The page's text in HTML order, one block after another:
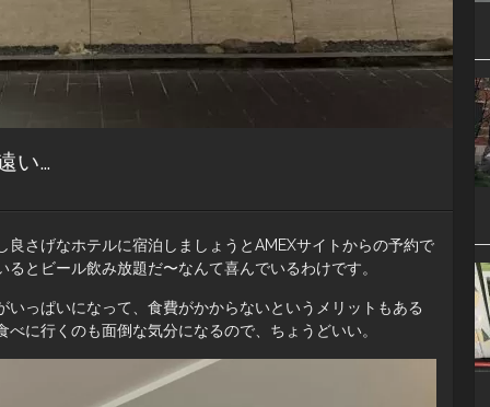
い…
さげなホテルに宿泊しましょうとAMEXサイトからの予約で
とビール飲み放題だ〜なんて喜んでいるわけです。
っぱいになって、食費がかからないというメリットもある
に行くのも面倒な気分になるので、ちょうどいい。